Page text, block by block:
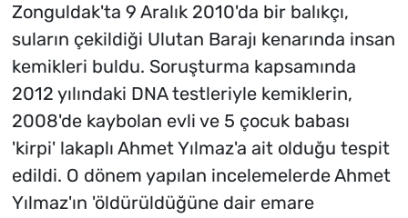
Zonguldak'ta 9 Aralık 2010'da bir balıkçı,
suların çekildiği Ulutan Barajı kenarında insan
kemikleri buldu. Soruşturma kapsamında
2012 yılındaki DNA testleriyle kemiklerin,
2008'de kaybolan evli ve 5 çocuk babası
'kirpi' lakaplı Ahmet Yılmaz'a ait olduğu tespit
edildi. O dönem yapılan incelemelerde Ahmet
Yılmaz'ın 'öldürüldüğüne dair emare